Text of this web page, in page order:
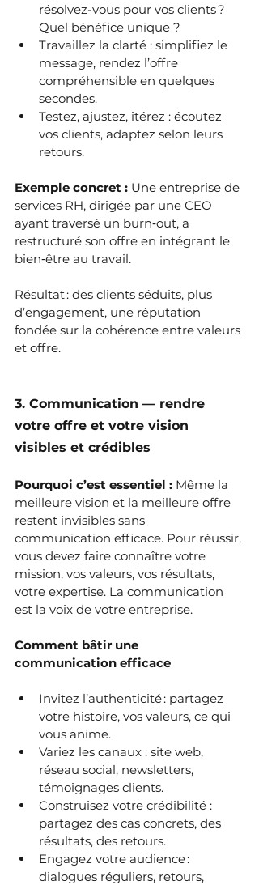
résolvez-vous pour vos clients ?
Quel bénéfice unique ?
Travaillez la clarté : simplifiez le
message, rendez l’offre
compréhensible en quelques
secondes.
Testez, ajustez, itérez : écoutez
vos clients, adaptez selon leurs
retours.
Exemple concret : Une entreprise de
services RH, dirigée par une CEO
ayant traversé un burn‑out, a
restructuré son offre en intégrant le
bien‑être au travail.
Résultat : des clients séduits, plus
d’engagement, une réputation
fondée sur la cohérence entre valeurs
et offre.
3. Communication — rendre
votre offre et votre vision
visibles et crédibles
Pourquoi c’est essentiel : Même la
meilleure vision et la meilleure offre
restent invisibles sans
communication efficace. Pour réussir,
vous devez faire connaître votre
mission, vos valeurs, vos résultats,
votre expertise. La communication
est la voix de votre entreprise.
Comment bâtir une
communication efficace
Invitez l’authenticité : partagez
votre histoire, vos valeurs, ce qui
vous anime.
Variez les canaux : site web,
réseau social, newsletters,
témoignages clients.
Construisez votre crédibilité :
partagez des cas concrets, des
résultats, des retours.
Engagez votre audience :
dialogues réguliers, retours,